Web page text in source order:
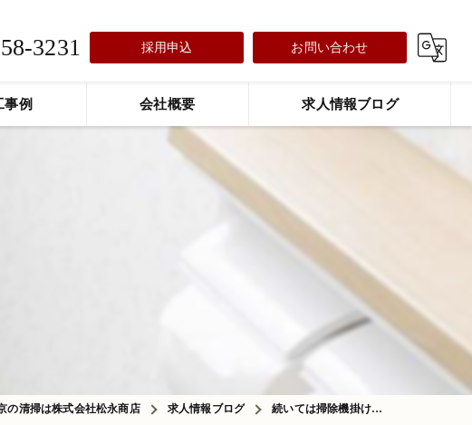
3231 採用申込 お問い合わせ
事例 会社概要 求人情報ブログ
の清掃は株式会社松永商店 求人情報ブログ 続いては掃除機掛け…